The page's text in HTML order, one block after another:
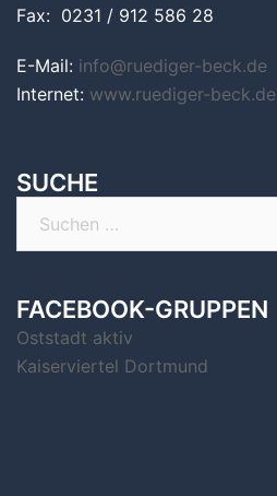
Fax: 0231 / 912 586 28
E-Mail: info@ruediger-beck.de
Internet: www.ruediger-beck.de
SUCHE
FACEBOOK-GRUPPEN
Oststadt aktiv
Kaiserviertel Dortmund